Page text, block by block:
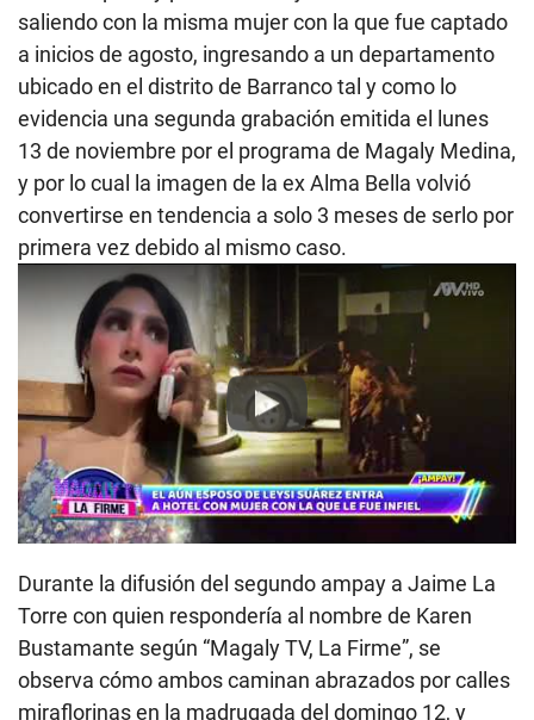
saliendo con la misma mujer con la que fue captado
a inicios de agosto, ingresando a un departamento
ubicado en el distrito de Barranco tal y como lo
evidencia una segunda grabación emitida el lunes
13 de noviembre por el programa de Magaly Medina,
y por lo cual la imagen de la ex Alma Bella volvió
convertirse en tendencia a solo 3 meses de serlo por
primera vez debido al mismo caso.
Play
Durante la difusión del segundo ampay a Jaime La
Torre con quien respondería al nombre de Karen
Bustamante según “Magaly TV, La Firme”, se
observa cómo ambos caminan abrazados por calles
miraflorinas en la madrugada del domingo 12, y